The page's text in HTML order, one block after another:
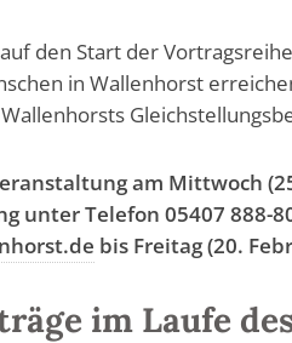
den Start der
in Wallenhorst
am Mittwoch
unter Telefon 05407 888-
bis Freitag (20.
im Laufe